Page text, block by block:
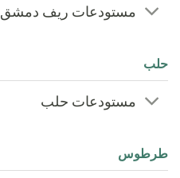
مستودعات ريف دمشق
حلب
مستودعات حلب
طرطوس